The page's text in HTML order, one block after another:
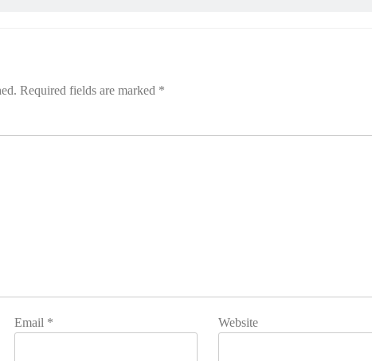
Required fields are marked *
Email * Website